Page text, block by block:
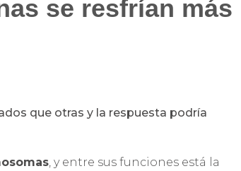
se resfrían más
que otras y la respuesta podría
, y entre sus funciones está la